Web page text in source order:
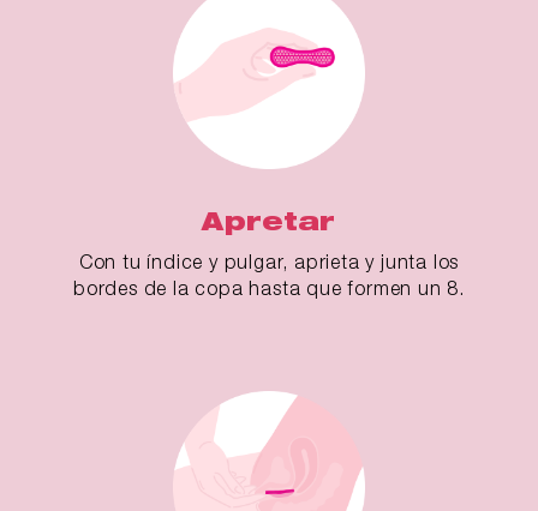
Apretar
Con tu índice y pulgar, aprieta y junta los
bordes de la copa hasta que formen un 8.